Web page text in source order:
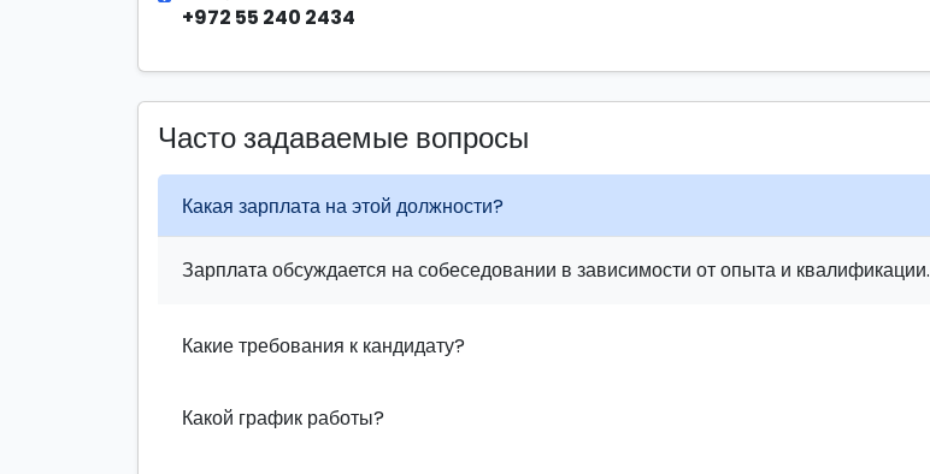
+972 55 240 2434
Часто задаваемые вопросы
Какая зарплата на этой должности?
Зарплата обсуждается на собеседовании в зависимости от опыта и квалификации.
Какие требования к кандидату?
Какой график работы?